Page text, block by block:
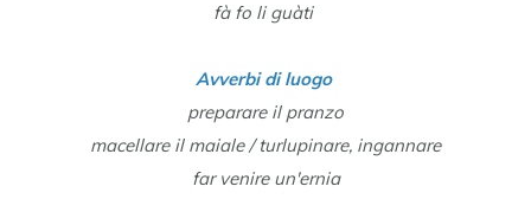
fà fo li guàti
Avverbi di luogo
preparare il pranzo
macellare il maiale / turlupinare, ingannare
far venire un'ernia